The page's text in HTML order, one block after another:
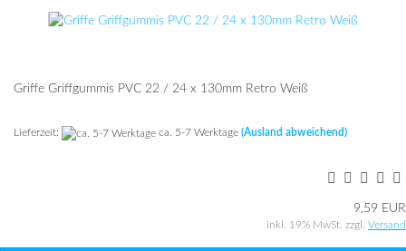
Grif­fe Griff­gum­mis PVC 22 / 24 x 130mm Retro Weiß
Lieferzeit: ca. 5-7 Werktage (Ausland abweichend)
9,59 EUR
inkl. 19% MwSt. zzgl. Versand